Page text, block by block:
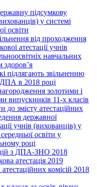
підсумкову
у системі
освіти
від проходження
атестації учнів
навчальних
здоров’я
підлягають звільненню
в 2018 році
золотими і
випускників 11-х класів
до змісту атестаційних
державної
учнів (вихованців) у
освіти у
році
з ДПА-ЗНО 2018
атестація 2019
комісій 2018